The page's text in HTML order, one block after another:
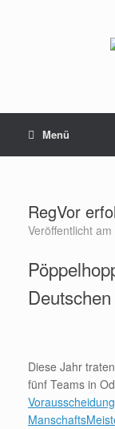
Menü
RegVor
Veröffentlicht am
Diese Jahr
fünf Teams in
Vorausscheidung